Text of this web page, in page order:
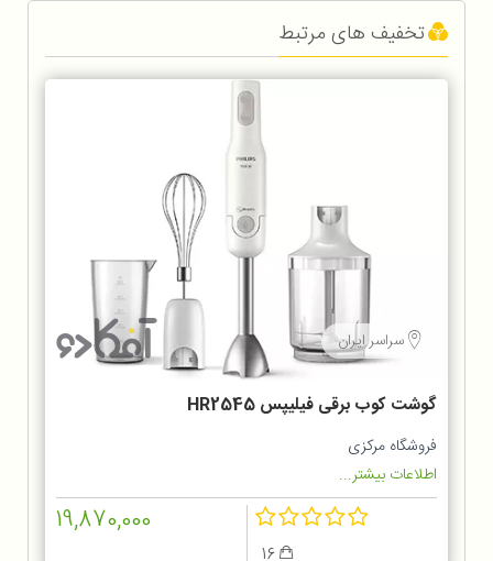
تخفیف های مرتبط
سراسر ایران
گوشت کوب برقی فیلیپس HR2545
فروشگاه مرکزی
اطلاعات بیشتر...
19,870,000